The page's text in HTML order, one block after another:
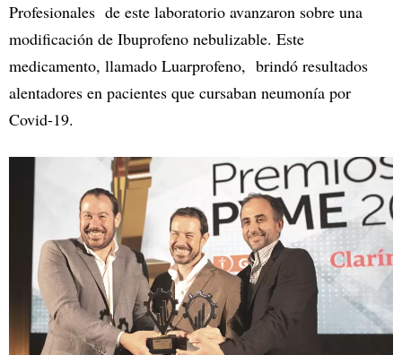
Profesionales de este laboratorio avanzaron sobre una
modificación de Ibuprofeno nebulizable. Este
medicamento, llamado Luarprofeno, brindó resultados
alentadores en pacientes que cursaban neumonía por
Covid-19.